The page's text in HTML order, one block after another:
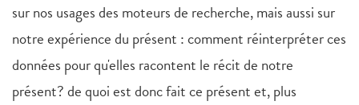
sur nos usages des moteurs de recherche, mais aussi sur
notre expérience du présent : comment réinterpréter ces
données pour qu'elles racontent le récit de notre
présent? de quoi est donc fait ce présent et, plus